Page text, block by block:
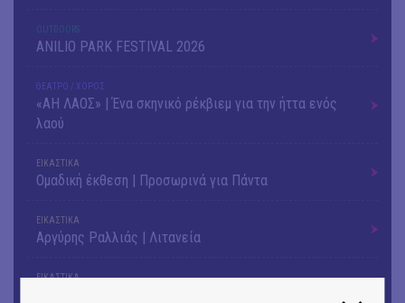
OUTDΟORS
ANILIO PARK FESTIVAL 2026
ΘΕΑΤΡΟ / ΧΟΡΟΣ
«ΑΗ ΛΑΟΣ» | Ένα σκηνικό ρέκβιεμ για την ήττα ενός
λαού
ΕΙΚΑΣΤΙΚΑ
Ομαδική έκθεση | Προσωρινά για Πάντα
ΕΙΚΑΣΤΙΚΑ
Αργύρης Ραλλιάς | Λιτανεία
ΕΙΚΑΣΤΙΚΑ